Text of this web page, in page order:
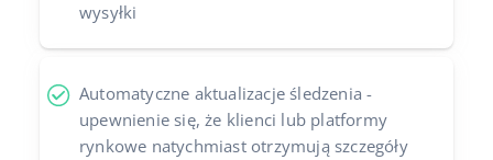
wysyłki
Automatyczne aktualizacje śledzenia -
upewnienie się, że klienci lub platformy
rynkowe natychmiast otrzymują szczegóły